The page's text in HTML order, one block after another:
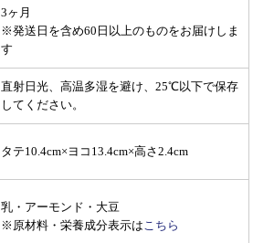
3ヶ月
※発送日を含め60日以上のものをお届けしま
す
直射日光、高温多湿を避け、25℃以下で保存
してください。
タテ10.4cm×ヨコ13.4cm×高さ2.4cm
乳・アーモンド・大豆
※原材料・栄養成分表示はこちら